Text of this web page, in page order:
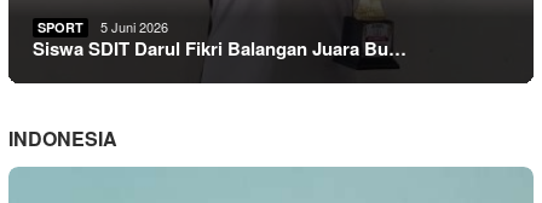
SPORT 5 Juni 2026
Siswa SDIT Darul Fikri Balangan Juara Bu…
INDONESIA